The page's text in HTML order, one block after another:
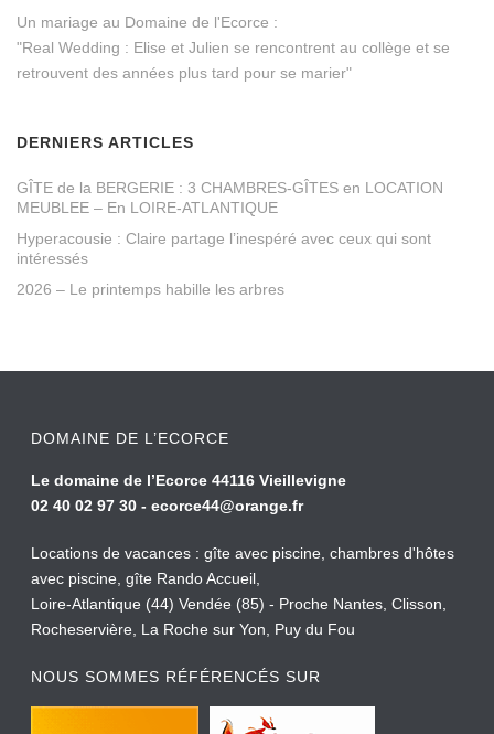
Un mariage au Domaine de l'Ecorce :
"Real Wedding : Elise et Julien se rencontrent au collège et se
retrouvent des années plus tard pour se marier"
DERNIERS ARTICLES
GÎTE de la BERGERIE : 3 CHAMBRES-GÎTES en LOCATION
MEUBLEE – En LOIRE-ATLANTIQUE
Hyperacousie : Claire partage l’inespéré avec ceux qui sont
intéressés
2026 – Le printemps habille les arbres
DOMAINE DE L’ECORCE
Le domaine de l’Ecorce 44116 Vieillevigne
02 40 02 97 30 -ecorce44@orange.fr
Locations de vacances : gîte avec piscine, chambres d'hôtes
avec piscine, gîte Rando Accueil,
Loire-Atlantique (44) Vendée (85) - Proche Nantes, Clisson,
Rocheservière, La Roche sur Yon, Puy du Fou
NOUS SOMMES RÉFÉRENCÉS SUR